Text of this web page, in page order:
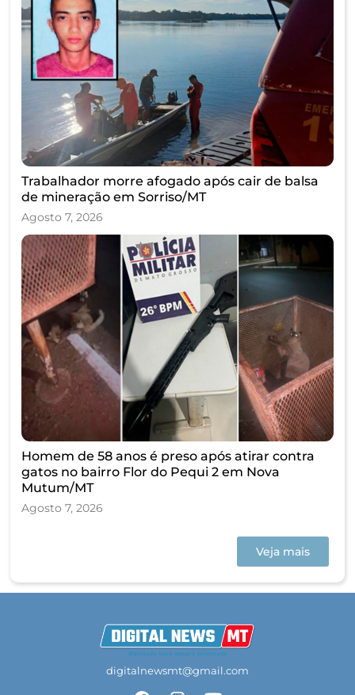
Trabalhador morre afogado após cair de balsa
de mineração em Sorriso/MT
Agosto 7, 2026
Homem de 58 anos é preso após atirar contra
gatos no bairro Flor do Pequi 2 em Nova
Mutum/MT
Agosto 7, 2026
Veja mais
digitalnewsmt@gmail.com